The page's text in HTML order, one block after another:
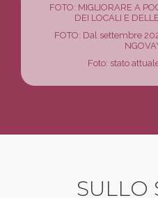
FOTO: MIGLIORARE A
DEI LOCALI E
FOTO: Dal settembre
Foto: stato
SULLO